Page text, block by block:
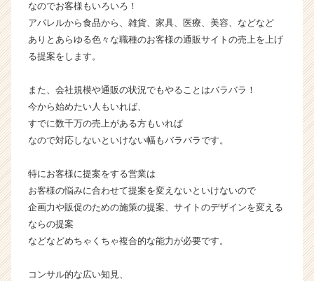
ら
ス
カ
届
く
就
活
イ
ア
ャ
ア
なのでお客様もいろいろ！
アパレルから食品から、雑貨、家具、医療、美容、などなど
ありとあらゆる色々な職種のお客様の通販サイトの売上を上げ
る提案をします。
また、会社規模や通販の状況でもやることはバラバラ！
今から始めたい人もいれば、
すでに数千万の売上がある方もいれば
なので対応しないといけない幅もバラバラです。
特にお客様に提案をする営業は
お客様の悩みに合わせて提案を変えないといけないので
企画力や販促のための施策の提案、サイトのデザインを変える
ならの提案
などなどめちゃくちゃ複合的な能力が必要です。
コンサル的な広い知見、